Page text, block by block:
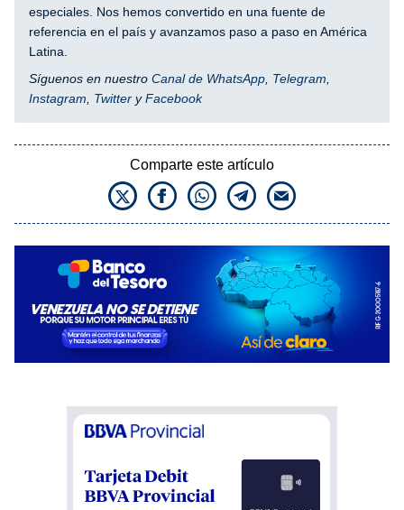
especiales. Nos hemos convertido en una fuente de
referencia en el país y avanzamos paso a paso en América
Latina.
Síguenos en nuestro Canal de WhatsApp Telegram
Instagram
Twitter yFacebook
Comparte este artículo